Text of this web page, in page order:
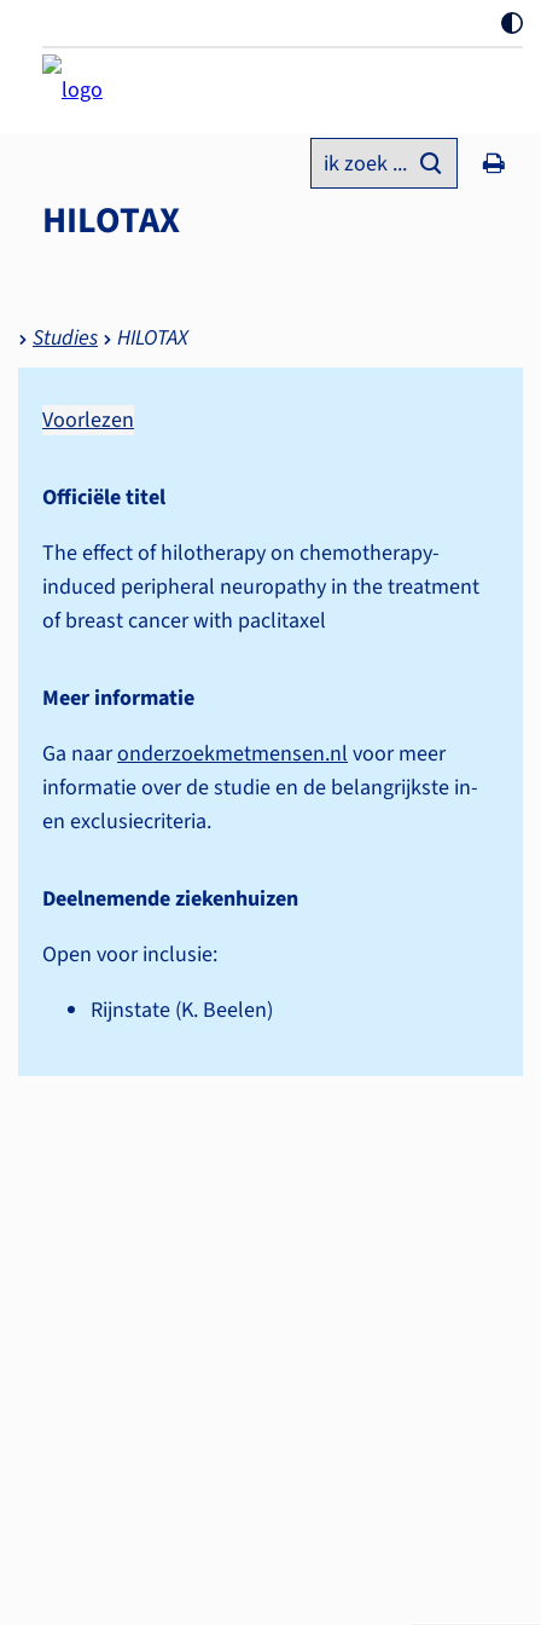
ik zoek ...
HILOTAX
Studies HILOTAX
Voorlezen
Officiële titel
The effect of hilotherapy on chemotherapy-
induced peripheral neuropathy in the treatment
of breast cancer with paclitaxel
Meer informatie
Ga naaronderzoekmetmensen.nlvoor meer
informatie over de studie en de belangrijkste in-
en exclusiecriteria.
Deelnemende ziekenhuizen
Open voor inclusie:
Rijnstate (K. Beelen)